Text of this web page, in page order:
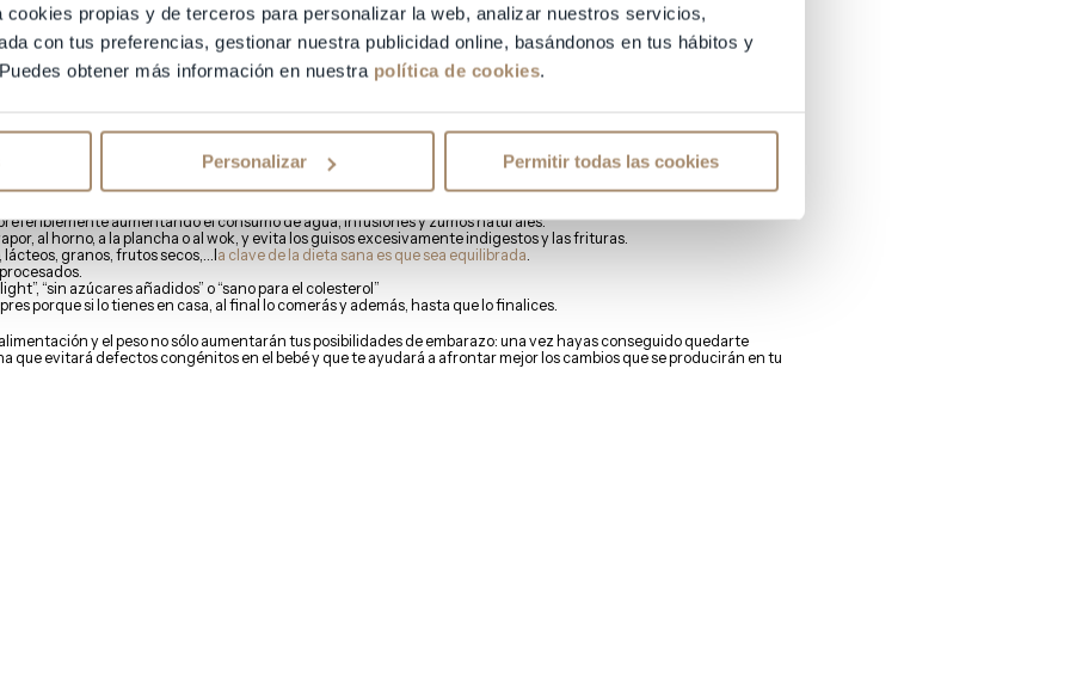
cookies propias y de terceros para personalizar la web, analizar nuestros servicios,
con tus preferencias, gestionar nuestra publicidad online, basándonos en tus hábitos y
obtener más información en nuestra política de cookies.
Personalizar Permitir todas las cookies
en el campo de la reproducción asistida, somos conscientes de laimportancia de la alimentación para
, tanto hombres como mujeres.
visita preconcepcional al ginecólogo antes de buscar el embarazo . Éste os dará las pautas básicas para empezar a
ejercicio y de una dieta más sana. Reducir el consumo de alimentos poco saludables (procesados, azúcares,
ayudarte a mejorar tu fertilidad son:
comer mejor para garantizar una ingesta de calorías suficiente. No importa cuántas veces se come, lo que importa
aumentando el consumo de agua, infusiones y zumos naturales.
al horno, a la plancha o al wok, y evita los guisos excesivamente indigestos y las frituras.
lácteos, granos, frutos secos,…la clave de la dieta sana es que sea equilibrada
“sin azúcares añadidos” o “sano para el colesterol”
porque si lo tienes en casa, al final lo comerás y además, hasta que lo finalices.
y el peso no sólo aumentarán tus posibilidades de embarazo: una vez hayas conseguido quedarte
que evitará defectos congénitos en el bebé y que te ayudará a afrontar mejor los cambios que se producirán en tu